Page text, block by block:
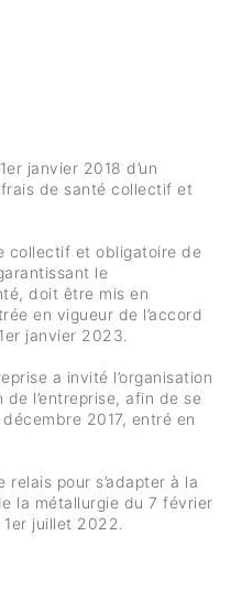
janvier 2018 d’un
de santé collectif et
collectif et obligatoire de
le
doit être mis en
en vigueur de l’accord
janvier 2023.
a invité l’organisation
l’entreprise, afin de se
2017, entré en
pour s’adapter à la
la métallurgie du 7 février
juillet 2022.